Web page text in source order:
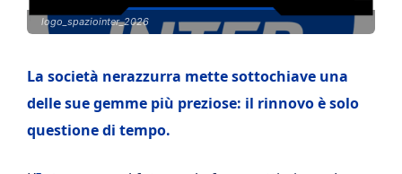
logo_spaziointer_2026
La società nerazzurra mette sottochiave una
delle sue gemme più preziose: il rinnovo è solo
questione di tempo.